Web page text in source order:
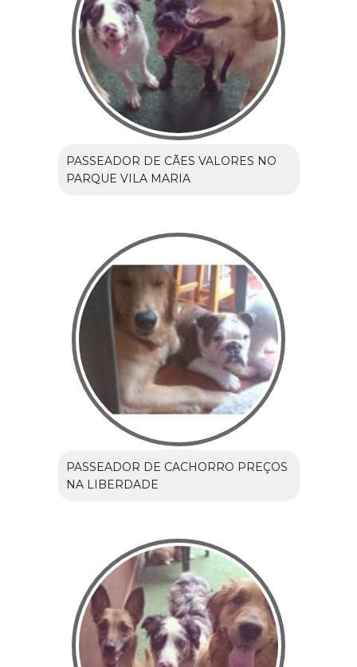
PASSEADOR DE CÃES VALORES NO
PARQUE VILA MARIA
PASSEADOR DE CACHORRO PREÇOS
NA LIBERDADE